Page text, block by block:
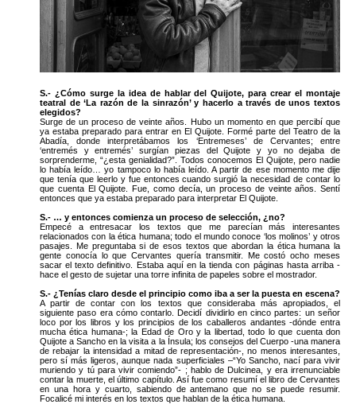
S.- ¿Cómo surge la idea de hablar del Quijote, para crear el montaje
teatral de ‘La razón de la sinrazón’ y hacerlo a través de unos textos
elegidos?
Surge de un proceso de veinte años. Hubo un momento en que percibí que
ya estaba preparado para entrar en El Quijote. Formé parte del Teatro de la
Abadía, donde interpretábamos los ‘Entremeses’ de Cervantes; entre
‘entremés y entremés’ surgían piezas del Quijote y yo no dejaba de
sorprenderme, “¿esta genialidad?”. Todos conocemos El Quijote, pero nadie
lo había leído… yo tampoco lo había leído. A partir de ese momento me dije
que tenía que leerlo y fue entonces cuando surgió la necesidad de contar lo
que cuenta El Quijote. Fue, como decía, un proceso de veinte años. Sentí
entonces que ya estaba preparado para interpretar El Quijote.
S.- … y entonces comienza un proceso de selección, ¿no?
Empecé a entresacar los textos que me parecían más interesantes
relacionados con la ética humana; todo el mundo conoce ‘los molinos’ y otros
pasajes. Me preguntaba si de esos textos que abordan la ética humana la
gente conocía lo que Cervantes quería transmitir. Me costó ocho meses
sacar el texto definitivo. Estaba aquí en la tienda con páginas hasta arriba -
hace el gesto de sujetar una torre infinita de papeles sobre el mostrador.
S.- ¿Tenías claro desde el principio como iba a ser la puesta en escena?
A partir de contar con los textos que consideraba más apropiados, el
siguiente paso era cómo contarlo. Decidí dividirlo en cinco partes: un señor
loco por los libros y los principios de los caballeros andantes -dónde entra
mucha ética humana-; la Edad de Oro y la libertad, todo lo que cuenta don
Quijote a Sancho en la visita a la Ínsula; los consejos del Cuerpo -una manera
de rebajar la intensidad a mitad de representación-, no menos interesantes,
pero sí más ligeros, aunque nada superficiales –“Yo Sancho, nací para vivir
muriendo y tú para vivir comiendo”- ; hablo de Dulcinea, y era irrenunciable
contar la muerte, el último capítulo. Así fue como resumí el libro de Cervantes
en una hora y cuarto, sabiendo de antemano que no se puede resumir.
Focalicé mi interés en los textos que hablan de la ética humana.